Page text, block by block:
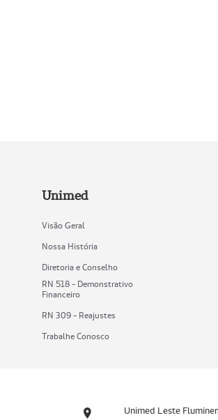
Unimed
Visão Geral
Nossa História
Diretoria e Conselho
RN 518 - Demonstrativo
Financeiro
RN 309 - Reajustes
Trabalhe Conosco
Unimed Leste